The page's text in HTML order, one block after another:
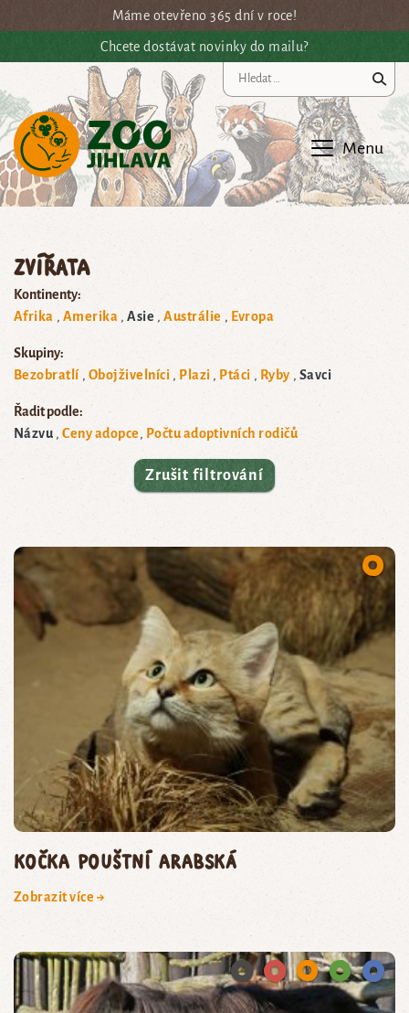
Přejít na hlavní obsahMáme otevřeno 365 dní v roce!
Chcete dostávat novinky do mailu?
Menu
Zvířata
Kontinenty:
Afrika
Amerika Asie Austrálie Evropa
Skupiny:
Bezobratlí
Obojživelníci Plazi Ptáci Ryby Savci
Řadit podle:
Názvu
Ceny adopce Počtu adoptivních rodičů
Zrušit filtrování
kočka pouštní arabská
Zobrazit více →